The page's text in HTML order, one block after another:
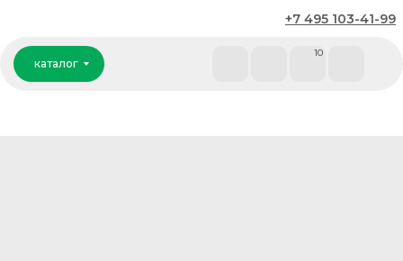
+7 495 103-41-99
каталог
10